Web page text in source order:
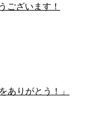
ございます！
りがとう！」